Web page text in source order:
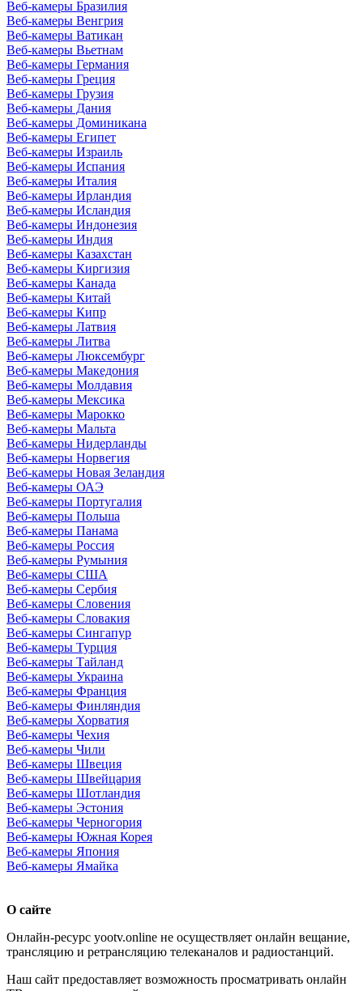
Веб-камеры Бразилия
Веб-камеры Венгрия
Веб-камеры Ватикан
Веб-камеры Вьетнам
Веб-камеры Германия
Веб-камеры Греция
Веб-камеры Грузия
Веб-камеры Дания
Веб-камеры Доминикана
Веб-камеры Египет
Веб-камеры Израиль
Веб-камеры Испания
Веб-камеры Италия
Веб-камеры Ирландия
Веб-камеры Исландия
Веб-камеры Индонезия
Веб-камеры Индия
Веб-камеры Казахстан
Веб-камеры Киргизия
Веб-камеры Канада
Веб-камеры Китай
Веб-камеры Кипр
Веб-камеры Латвия
Веб-камеры Литва
Веб-камеры Люксембург
Веб-камеры Македония
Веб-камеры Молдавия
Веб-камеры Мексика
Веб-камеры Марокко
Веб-камеры Мальта
Веб-камеры Нидерланды
Веб-камеры Норвегия
Веб-камеры Новая Зеландия
Веб-камеры ОАЭ
Веб-камеры Португалия
Веб-камеры Польша
Веб-камеры Панама
Веб-камеры Россия
Веб-камеры Румыния
Веб-камеры США
Веб-камеры Сербия
Веб-камеры Словения
Веб-камеры Словакия
Веб-камеры Сингапур
Веб-камеры Турция
Веб-камеры Тайланд
Веб-камеры Украина
Веб-камеры Франция
Веб-камеры Финляндия
Веб-камеры Хорватия
Веб-камеры Чехия
Веб-камеры Чили
Веб-камеры Швеция
Веб-камеры Швейцария
Веб-камеры Шотландия
Веб-камеры Эстония
Веб-камеры Черногория
Веб-камеры Южная Корея
Веб-камеры Япония
Веб-камеры Ямайка
О сайте
Онлайн-ресурс yootv.online не осуществляет онлайн вещание,
трансляцию и ретрансляцию телеканалов и радиостанций.
Наш сайт предоставляет возможность просматривать онлайн